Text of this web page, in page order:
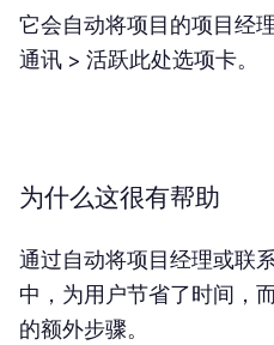
它会自动将项目的项目经
通讯 > 活跃此处选项卡。
为什么这很有帮助
通过自动将项目经理或联
中，为用户节省了时间，
的额外步骤。